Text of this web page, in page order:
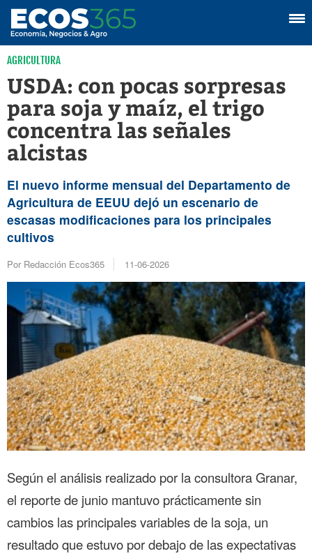
AGRICULTURA
USDA: con pocas sorpresas
para soja y maíz, el trigo
concentra las señales
alcistas
El nuevo informe mensual del Departamento de
Agricultura de EEUU dejó un escenario de
escasas modificaciones para los principales
cultivos
Por Redacción Ecos365 11-06-2026
Según el análisis realizado por la consultora Granar,
el reporte de junio mantuvo prácticamente sin
cambios las principales variables de la soja, un
resultado que estuvo por debajo de las expectativas